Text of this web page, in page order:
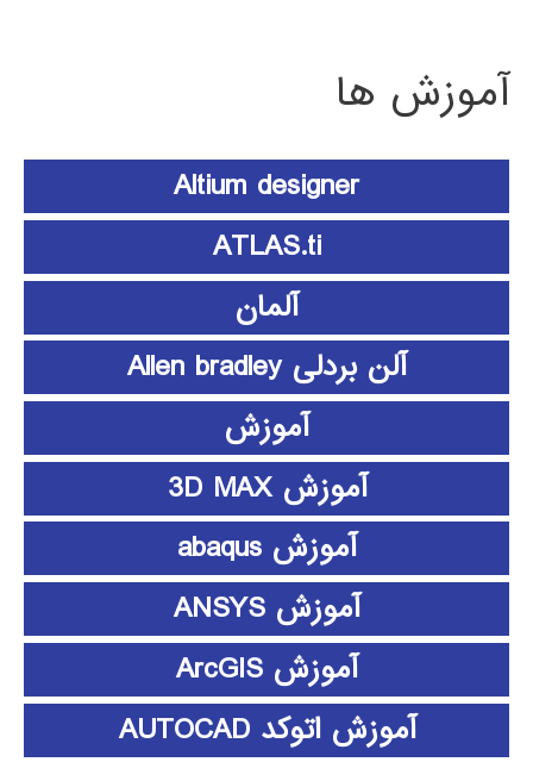
آموزش ها
Altium designer
ATLAS.ti
آلمان
آلن بردلی Allen bradley
آموزش
آموزش 3D MAX
آموزش abaqus
آموزش ANSYS
آموزش ArcGIS
آموزش اتوکد AUTOCAD